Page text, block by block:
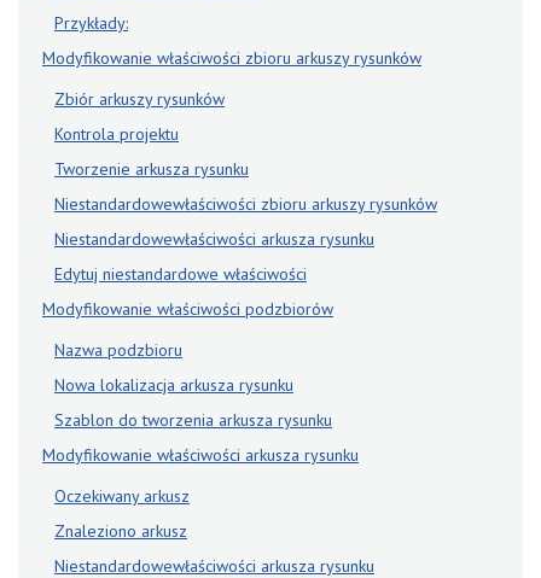
Przykłady:
Modyfikowanie właściwości zbioru arkuszy rysunków
Zbiór arkuszy rysunków
Kontrola projektu
Tworzenie arkusza rysunku
Niestandardowe​właściwości zbioru arkuszy rysunków
Niestandardowe​właściwości arkusza rysunku
Edytuj niestandardowe właściwości
Modyfikowanie właściwości podzbiorów
Nazwa podzbioru
Nowa lokalizacja arkusza rysunku
Szablon do tworzenia arkusza rysunku
Modyfikowanie właściwości arkusza rysunku
Oczekiwany arkusz
Znaleziono arkusz
Niestandardowe​właściwości arkusza rysunku